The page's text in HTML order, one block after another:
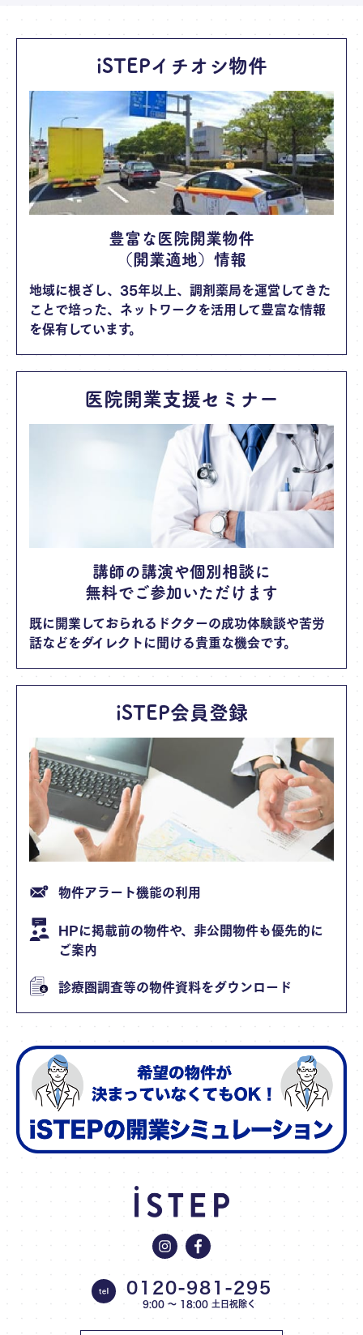
iSTEPイチオシ物件
豊富な医院開業物件
（開業適地）情報
地域に根ざし、35年以上、調剤薬局を運営してきた
ことで培った、ネットワークを活用して豊富な情報
を保有しています。
医院開業支援セミナー
講師の講演や個別相談に
無料でご参加いただけます
既に開業しておられるドクターの成功体験談や苦労
話などをダイレクトに聞ける貴重な機会です。
iSTEP会員登録
物件アラート機能の利用
HPに掲載前の物件や、非公開物件も優先的に
ご案内
診療圏調査等の物件資料をダウンロード
0120-981-295
9:00 〜 18:00 土日祝除く